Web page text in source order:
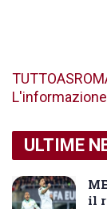
ULTIME
il